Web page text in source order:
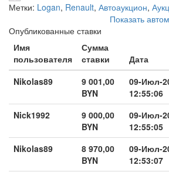
Метки: Logan, Renault, Автоаукцион,
Показать
Опубликованные ставки
Имя
пользователя
Сумма
ставки
Дата
Nikolas89
9 001,00
BYN
09-Июл-
12:55:06
Nick1992
9 000,00
BYN
09-Июл-
12:55:05
Nikolas89
8 970,00
BYN
09-Июл-
12:53:07